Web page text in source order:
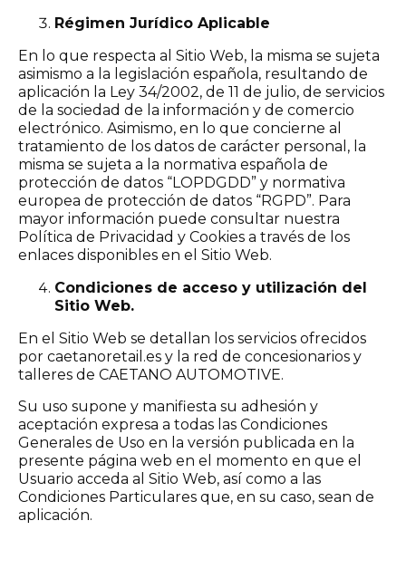
Régimen Jurídico Aplicable
En lo que respecta al Sitio Web, la misma se sujeta
asimismo a la legislación española, resultando de
aplicación la Ley 34/2002, de 11 de julio, de servicios
de la sociedad de la información y de comercio
electrónico. Asimismo, en lo que concierne al
tratamiento de los datos de carácter personal, la
misma se sujeta a la normativa española de
protección de datos “LOPDGDD” y normativa
europea de protección de datos “RGPD”. Para
mayor información puede consultar nuestra
Política de Privacidad y Cookies a través de los
enlaces disponibles en el Sitio Web.
Condiciones de acceso y utilización del
Sitio Web.
En el Sitio Web se detallan los servicios ofrecidos
por caetanoretail.es y la red de concesionarios y
talleres de CAETANO AUTOMOTIVE.
Su uso supone y manifiesta su adhesión y
aceptación expresa a todas las Condiciones
Generales de Uso en la versión publicada en la
presente página web en el momento en que el
Usuario acceda al Sitio Web, así como a las
Condiciones Particulares que, en su caso, sean de
aplicación.